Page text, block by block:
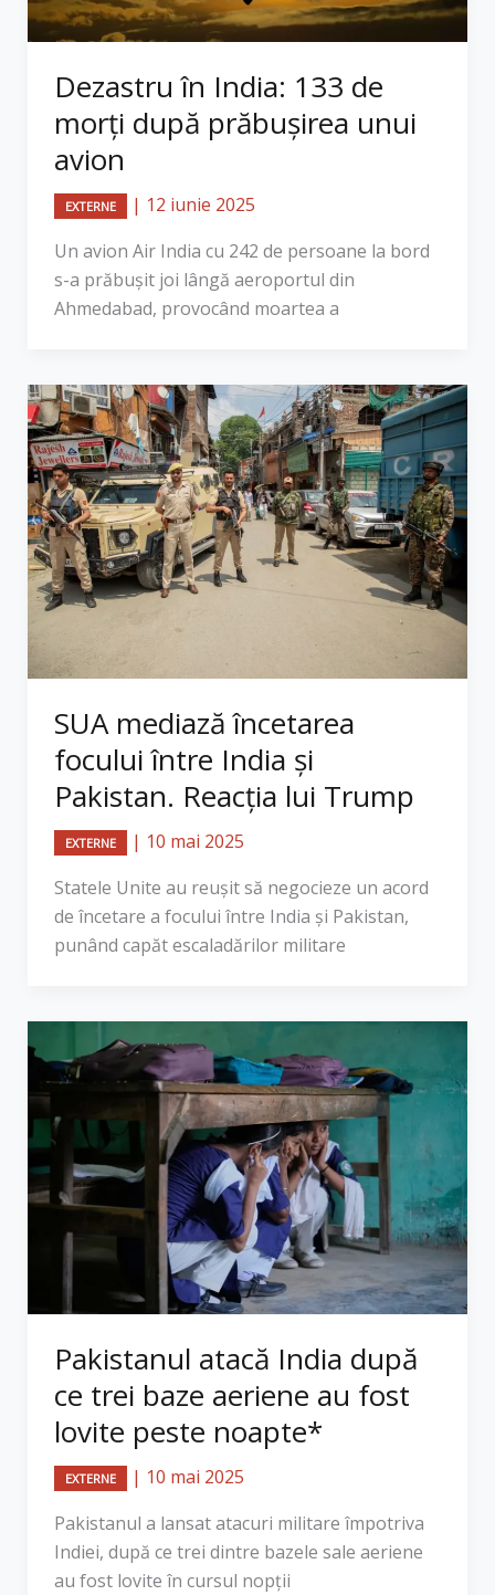
Dezastru în India: 133 de
morți după prăbușirea unui
avion
EXTERNE | 12 iunie 2025
Un avion Air India cu 242 de persoane la bord
s-a prăbușit joi lângă aeroportul din
Ahmedabad, provocând moartea a
SUA mediază încetarea
focului între India și
Pakistan. Reacția lui Trump
EXTERNE | 10 mai 2025
Statele Unite au reușit să negocieze un acord
de încetare a focului între India și Pakistan,
punând capăt escaladărilor militare
Pakistanul atacă India după
ce trei baze aeriene au fost
lovite peste noapte*
EXTERNE | 10 mai 2025
Pakistanul a lansat atacuri militare împotriva
Indiei, după ce trei dintre bazele sale aeriene
au fost lovite în cursul nopții